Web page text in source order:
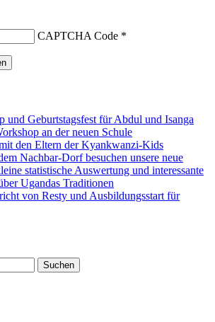
CAPTCHA Code *
und Geburtstagsfest für Abdul und Isanga
an der neuen Schule
den Eltern der Kyankwanzi-Kids
Nachbar-Dorf besuchen unsere neue
statistische Auswertung und interessante
Ugandas Traditionen
von Resty und Ausbildungsstart für